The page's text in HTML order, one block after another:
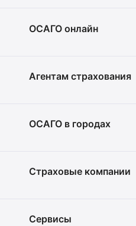
ОСАГО онлайн
Агентам страхования
ОСАГО в городах
Страховые компании
Сервисы